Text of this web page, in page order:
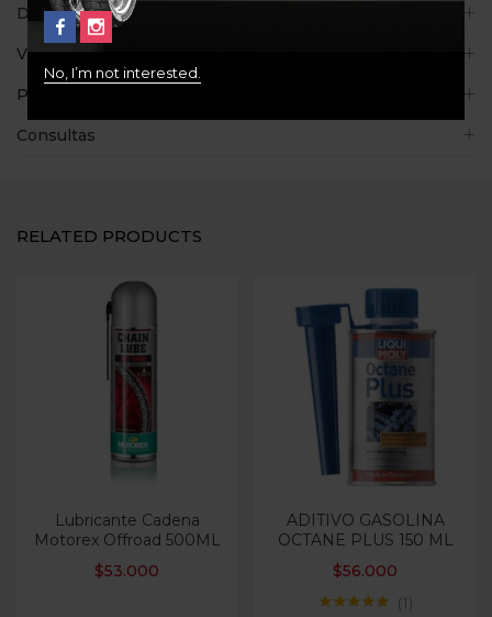
Descripción
Valoraciones (0)
Políticas de la tienda
Consultas
RELATED PRODUCTS
Lubricante Cadena
Motorex Offroad 500ML
$53.000
ADITIVO GASOLINA
OCTANE PLUS 150 ML
$56.000
1
No, I’m not interested.